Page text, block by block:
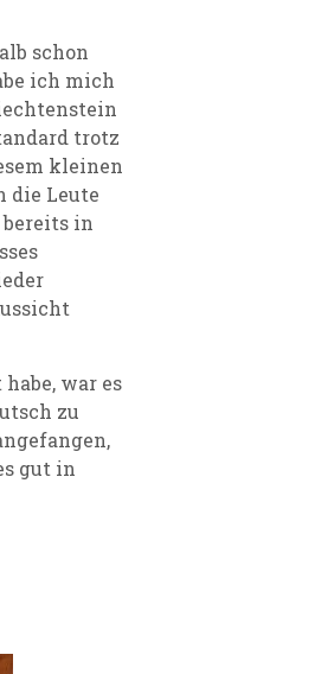
schon
ich mich
trotz
kleinen
die Leute
in
war es
zu
gut in